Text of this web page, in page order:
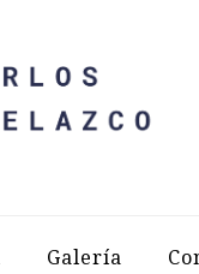
Galería